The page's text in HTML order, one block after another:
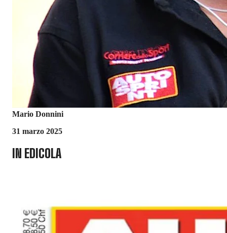
Mario Donnini
31 marzo 2025
IN EDICOLA